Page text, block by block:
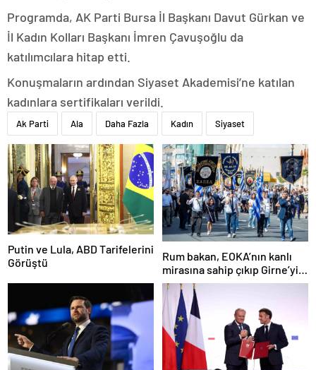
Programda, AK Parti Bursa İl Başkanı Davut Gürkan ve
İl Kadın Kolları Başkanı İmren Çavuşoğlu da
katılımcılara hitap etti.
Konuşmaların ardından Siyaset Akademisi’ne katılan
kadınlara sertifikaları verildi.
Ak Parti Ala Daha Fazla Kadın Siyaset
Putin ve Lula, ABD Tarifelerini
Görüştü
Rum bakan, EOKA’nın kanlı
mirasına sahip çıkıp Girne’yi
hedef gösterdi